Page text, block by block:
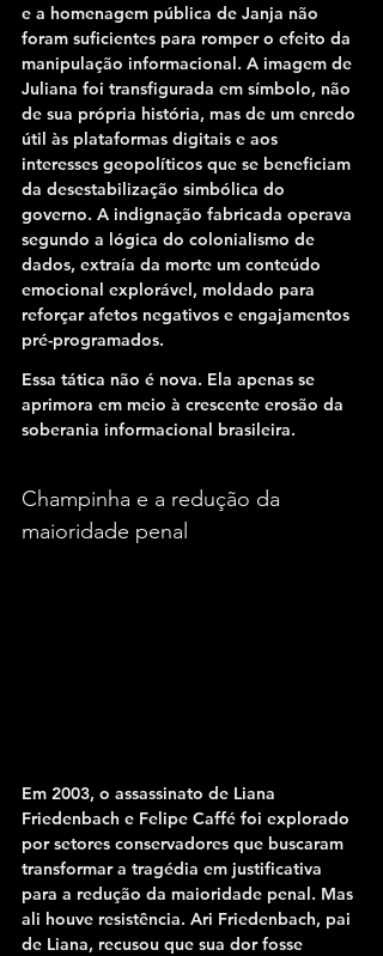
e a homenagem pública de Janja não
foram suficientes para romper o efeito da
manipulação informacional. A imagem de
Juliana foi transfigurada em símbolo, não
de sua própria história, mas de um enredo
útil às plataformas digitais e aos
interesses geopolíticos que se beneficiam
da desestabilização simbólica do
governo. A indignação fabricada operava
segundo a lógica do colonialismo de
dados, extraía da morte um conteúdo
emocional explorável, moldado para
reforçar afetos negativos e engajamentos
pré-programados.
Essa tática não é nova. Ela apenas se
aprimora em meio à crescente erosão da
soberania informacional brasileira.
Champinha e a redução da
maioridade penal
Em 2003, o assassinato de Liana
Friedenbach e Felipe Caffé foi explorado
por setores conservadores que buscaram
transformar a tragédia em justificativa
para a redução da maioridade penal. Mas
ali houve resistência. Ari Friedenbach, pai
de Liana, recusou que sua dor fosse